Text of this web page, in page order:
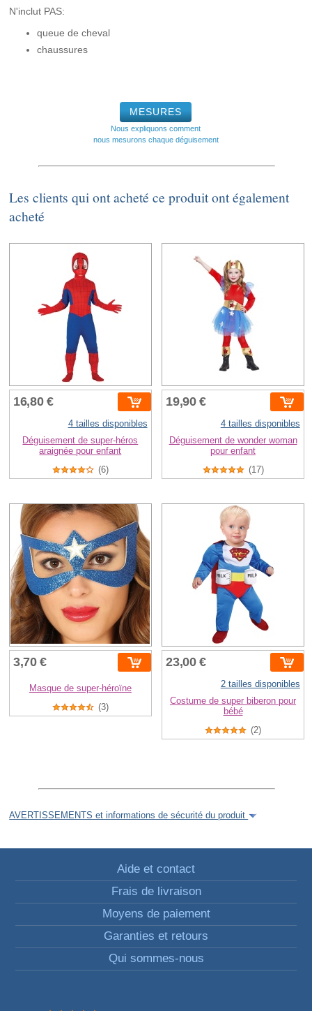
N'inclut PAS:
queue de cheval
chaussures
MESURES
Nous expliquons comment
nous mesurons chaque déguisement
Les clients qui ont acheté ce produit ont également
acheté
16,80 €
4 tailles disponibles
Déguisement de super-héros
araignée pour enfant
(6)
19,90 €
4 tailles disponibles
Déguisement de wonder woman
pour enfant
(17)
3,70 €
Masque de super-héroïne
(3)
23,00 €
2 tailles disponibles
Costume de super biberon pour
bébé
(2)
AVERTISSEMENTS et informations de sécurité du produit
Aide et contact
Frais de livraison
Moyens de paiement
Garanties et retours
Qui sommes-nous